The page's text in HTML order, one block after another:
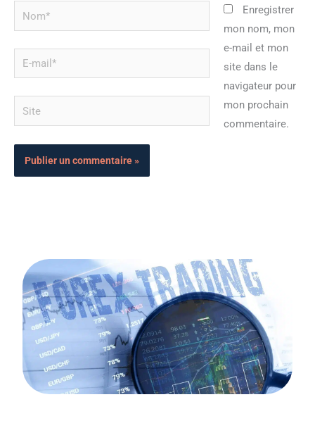
Nom*
mail*
Site
Enregistrer
mon nom, mon
e-mail et mon
site dans le
navigateur pour
mon prochain
commentaire.